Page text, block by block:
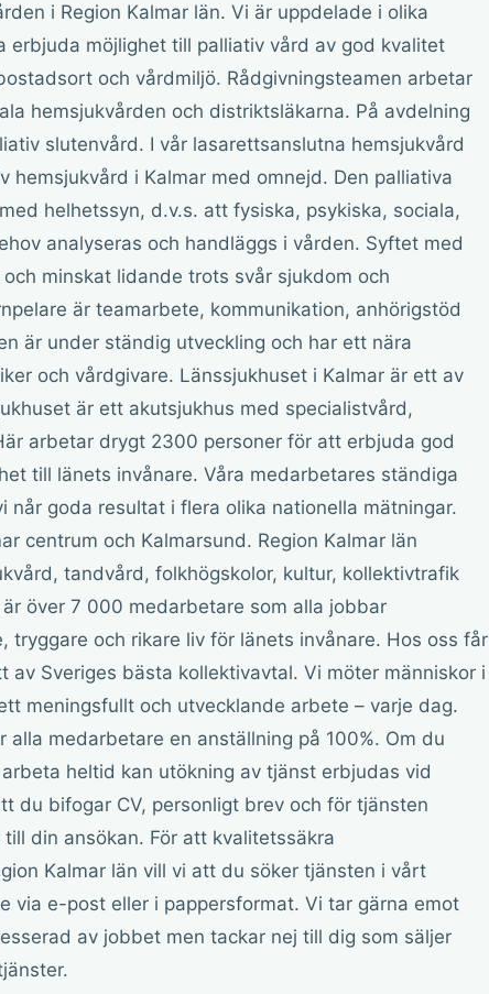
i Region Kalmar län. Vi är uppdelade i olika
erbjuda möjlighet till palliativ vård av god kvalitet
och vårdmiljö. Rådgivningsteamen arbetar
hemsjukvården och distriktsläkarna. På avdelning
slutenvård. I vår lasarettsanslutna hemsjukvård
hemsjukvård i Kalmar med omnejd. Den palliativa
helhetssyn, d.v.s. att fysiska, psykiska, sociala,
analyseras och handläggs i vården. Syftet med
minskat lidande trots svår sjukdom och
är teamarbete, kommunikation, anhörigstöd
är under ständig utveckling och har ett nära
och vårdgivare. Länssjukhuset i Kalmar är ett av
är ett akutsjukhus med specialistvård,
arbetar drygt 2300 personer för att erbjuda god
till länets invånare. Våra medarbetares ständiga
når goda resultat i flera olika nationella mätningar.
centrum och Kalmarsund. Region Kalmar län
tandvård, folkhögskolor, kultur, kollektivtrafik
över 7 000 medarbetare som alla jobbar
tryggare och rikare liv för länets invånare. Hos oss får
av Sveriges bästa kollektivavtal. Vi möter människor i
meningsfullt och utvecklande arbete – varje dag.
alla medarbetare en anställning på 100%. Om du
heltid kan utökning av tjänst erbjudas vid
du bifogar CV, personligt brev och för tjänsten
din ansökan. För att kvalitetssäkra
Kalmar län vill vi att du söker tjänsten i vårt
via e-post eller i pappersformat. Vi tar gärna emot
av jobbet men tackar nej till dig som säljer